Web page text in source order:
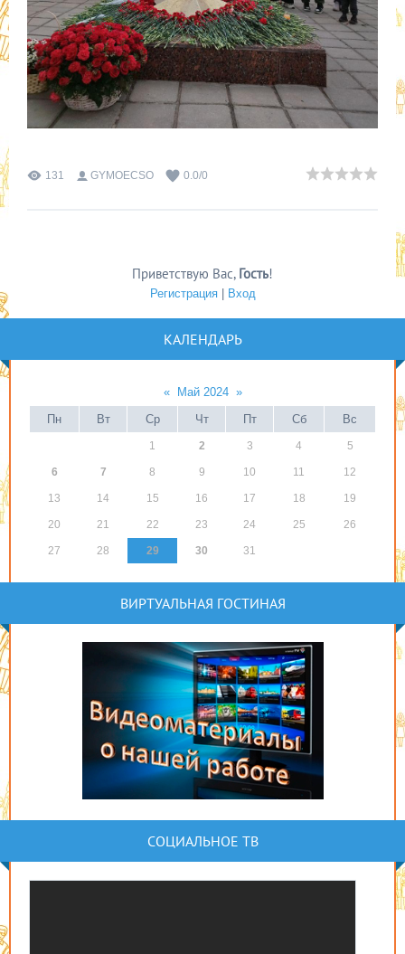
131 GYMOECSO 0.0/0
Приветствую Вас, Гость!
Регистрация| Вход
КАЛЕНДАРЬ
« Май 2024 »
Пн
Вт Ср Чт Пт Сб Вс
1 2 3 4 5
6 7 8 9 10 11 12
13 14 15 16 17 18 19
20 21 22 23 24 25 26
27 28 29 30 31
ВИРТУАЛЬНАЯ ГОСТИНАЯ
СОЦИАЛЬНОЕ ТВ